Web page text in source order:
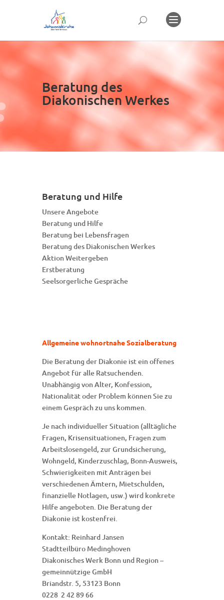
Beratung des
Diakonischen Werkes
Beratung und Hilfe
Unsere Angebote
Beratung und Hilfe
Beratung bei Lebensfragen
Beratung des Diakonischen Werkes
Aktion Weitergeben
Erstberatung
Seelsorgerliche Gespräche
Allgemeine wohnortnahe Sozialberatung
Die Beratung der Diakonie ist ein offenes
Angebot für alle Ratsuchenden.
Unabhängig von Alter, Konfession,
Nationalität oder Problem können Sie zu
einem Gespräch zu uns kommen.
Je nach individueller Situation (alltägliche
Fragen, Krisensituationen, Fragen zum
Arbeitslosengeld, zur Grundsicherung,
Wohngeld, Kinderzuschlag, Bonn-Ausweis,
Schwierigkeiten mit Anträgen bei
verschiedenen Ämtern, Mietschulden,
finanzielle Notlagen, usw.) wird konkrete
Hilfe angeboten. Die Beratung der
Diakonie ist kostenfrei.
Kontakt: Reinhard Jansen
Stadtteilbüro Medinghoven
Diakonisches Werk Bonn und Region –
gemeinnützige GmbH
Briandstr. 5, 53123 Bonn
0228 2 42 89 66